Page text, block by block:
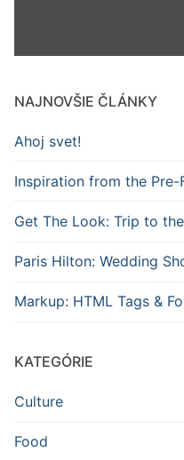
NAJNOVŠIE ČLÁNKY
Ahoj svet!
Inspiration from the
Get The Look: Trip to
Paris Hilton: Wedding
Markup: HTML Tags &
KATEGÓRIE
Culture
Food